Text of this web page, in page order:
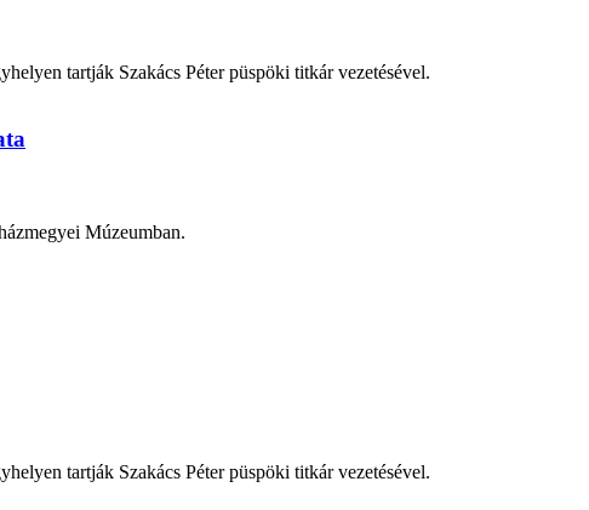
tartják Szakács Péter püspöki titkár vezetésével.
Múzeumban.
tartják Szakács Péter püspöki titkár vezetésével.